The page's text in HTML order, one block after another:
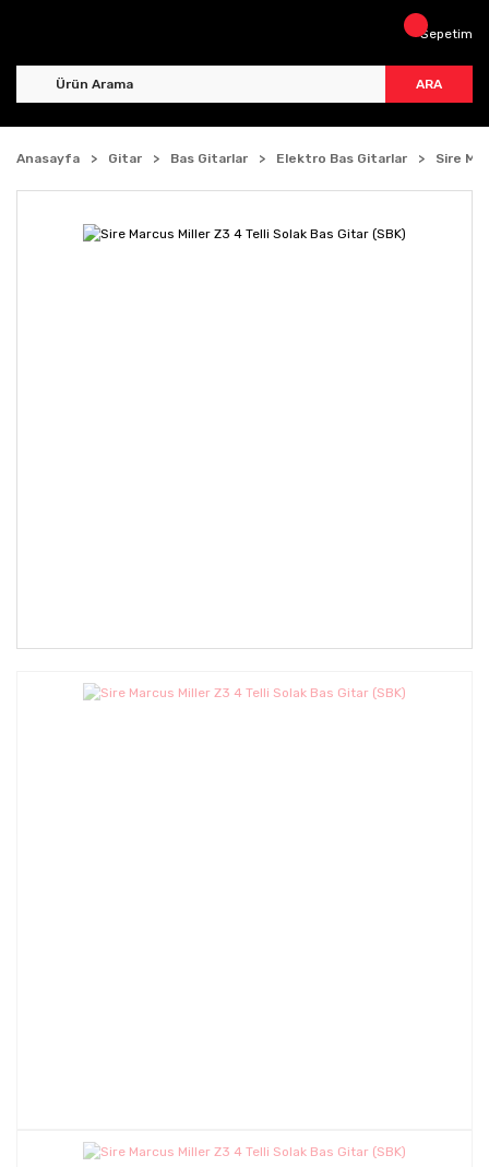
ARA
Sepetim
Anasayfa Gitar Bas Gitarlar Elektro Bas Gitarlar Sire